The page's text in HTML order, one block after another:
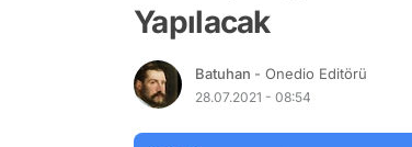
Yapılacak
Batuhan - Onedio Editörü
28.07.2021 - 08:54